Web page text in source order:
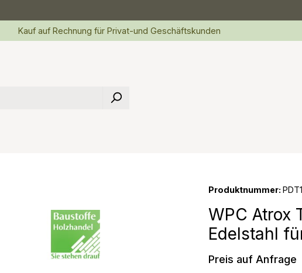
Kauf auf Rechnung für Privat-und Geschäftskunden
Produktnummer:
WPC Atrox
Edelstahl
Preis auf Anfrage